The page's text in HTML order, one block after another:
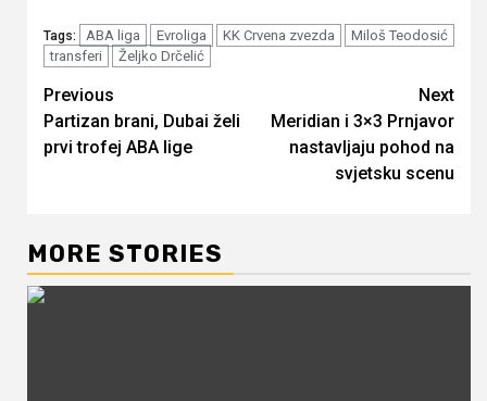
Tags: ABA liga Evroliga KK Crvena zvezda
Miloš Teodosić
transferi
Željko Drčelić
Continue
Reading
Previous
Partizan brani, Dubai želi
prvi trofej ABA lige
Next
Meridian i 3×3 Prnjavor
nastavljaju pohod na
svjetsku scenu
MORE STORIES